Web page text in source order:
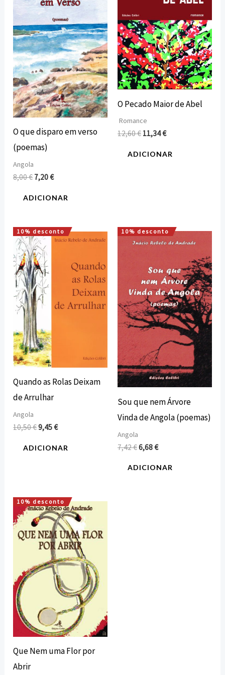
O que disparo em verso
(poemas)
Angola
8,00€
8,00 €.
7,20€
7,20 €.
ADICIONAR
O Pecado Maior de Abel
Romance
12,60€
12,60 €.
11,34€
11,34 €.
ADICIONAR
10% desconto
Quando as Rolas Deixam
de Arrulhar
Angola
10,50€
O
preço
original
era:
10,50 €.
9,45€
O
preço
9,45 €.
ADICIONAR
10% desconto
Sou que nem Árvore
Vinda de Angola (poemas)
Angola
7,42€
O
preço
7,42 €.
6,68€
O
preço
6,68 €.
ADICIONAR
10% desconto
Que Nem uma Flor por
Abrir
O
preço
original
era:
12,60 €.
O
preço
atual
é:
11,34 €.